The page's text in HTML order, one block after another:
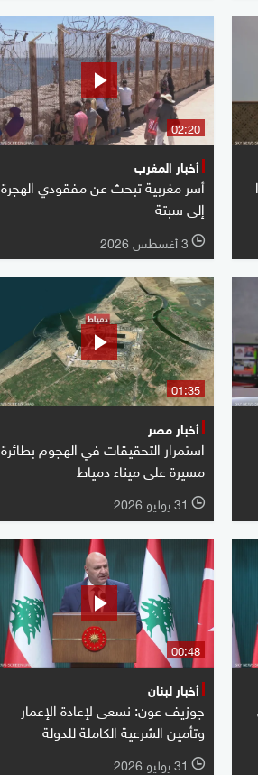
02:20
أخبار المغرب
أسر مغربية تبحث عن مفقودي الهجرة
إلى سبتة
l 3 أغسطس 2026
01:35
أخبار مصر
استمرار التحقيقات في الهجوم بطائرة
مسيرة على ميناء دمياط
l 31 يوليو 2026
00:48
أخبار لبنان
جوزيف عون: نسعى لإعادة الإعمار
وتأمين الشرعية الكاملة للدولة
l 31 يوليو 2026